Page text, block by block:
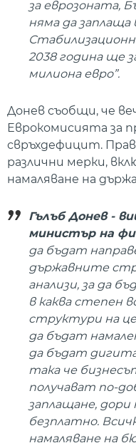
за еврозоната,
няма да заплаща
2038 година ще
милиона евро”.
Донев съобщи, че
Еврокомисията за
свръхдефицит.
различни мерки,
намаляване на
Гълъб Донев -
министър на
да бъдат
държавните
анализи, за да
в каква степен
структури на
да бъдат
да бъдат
така че
получават по-
заплащане,
безплатно.
намаляване на